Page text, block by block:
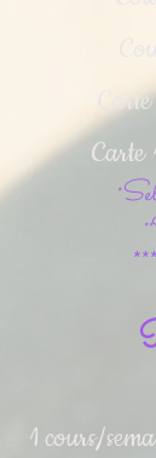
*
**
1 cours/